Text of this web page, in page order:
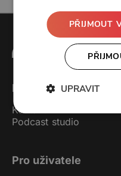
Forendors
Kontakt
Podcast studio
Pro uživatele
PŘIJMOUT
UPRAVIT